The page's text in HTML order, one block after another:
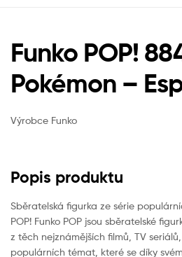
Funko POP!
Pokémon –
Výrobce Funko
Popis produktu
Sběratelská figurka ze série
POP! Funko POP jsou sběratelské
z těch nejznámějších filmů, TV
populárních témat, které se díky